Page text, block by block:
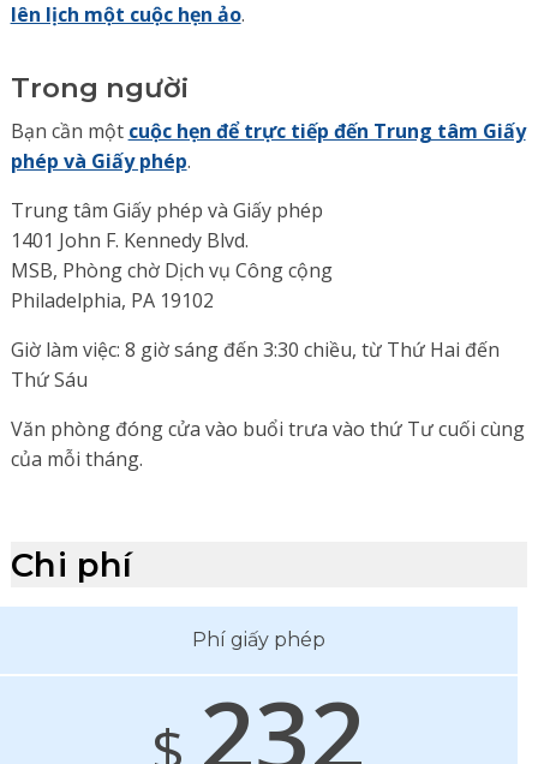
lên lịch một cuộc hẹn ảo.
Trong người
Bạn cần một cuộc hẹn để trực tiếp đến Trung tâm Giấy
phép và Giấy phép.
Trung tâm Giấy phép và Giấy phép
1401 John F. Kennedy Blvd.
MSB, Phòng chờ Dịch vụ Công cộng
Philadelphia, PA 19102
Giờ làm việc: 8 giờ sáng đến 3:30 chiều, từ Thứ Hai đến
Thứ Sáu
Văn phòng đóng cửa vào buổi trưa vào thứ Tư cuối cùng
của mỗi tháng.
Chi phí
Phí giấy phép
232